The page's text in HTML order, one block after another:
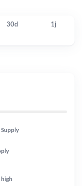
30d 1j
high